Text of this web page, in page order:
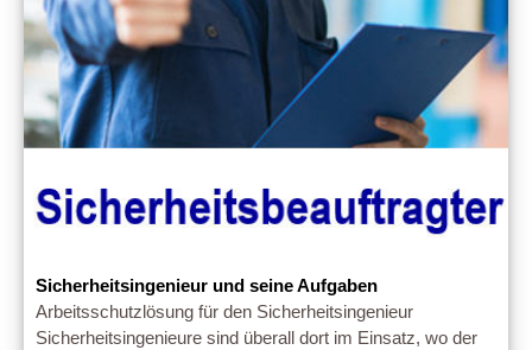
Sicherheitsingenieur und seine Aufgaben
Arbeitsschutzlösung für den Sicherheitsingenieur
Sicherheitsingenieure sind überall dort im Einsatz, wo der